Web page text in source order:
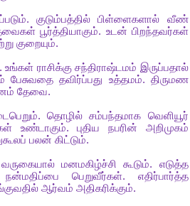
. குடும்பத்தில் பிள்ளைகளால்
வீண்
பூர்த்தியாகும். உடன் பிறந்தவர்கள்
குறையும்.
.உங்கள் ராசிக்கு சந்திராஷ்டமம் இருப்பதால்
பேசுவதை தவிர்ப்பது உத்தமம். திருமண
தேவை.
. தொழில் சம்பந்தமாக
வெளியூர்
உண்டாகும்.புதிய நபரின்
அறிமுகம்
பலன் கிட்டும்.
வருகையால் மனமகிழ்ச்சி கூடும். எடுத்த
நன்மதிப்பை பெறுவீர்கள். எதிர்பார்த்த
ஆர்வம் அதிகரிக்கும்.